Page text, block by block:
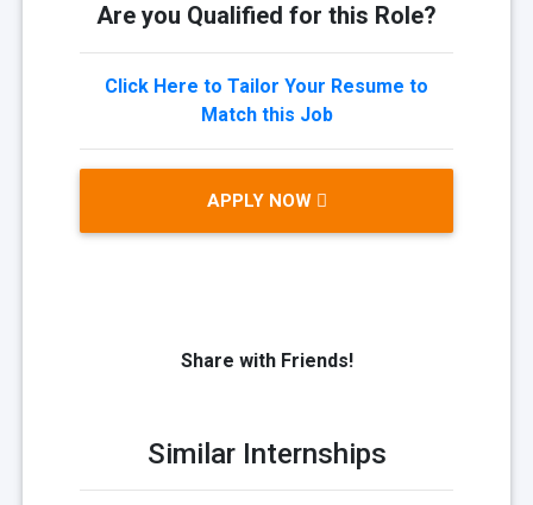
Are you Qualified for this Role?
Click Here to Tailor Your Resume to
Match this Job
APPLY NOW
Share with Friends!
Similar Internships